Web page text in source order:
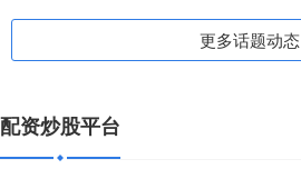
更多话题动态
配资炒股平台